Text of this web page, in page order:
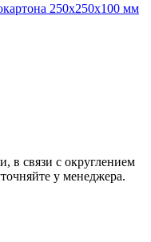
250х250х100 мм
в связи с округлением
у менеджера.